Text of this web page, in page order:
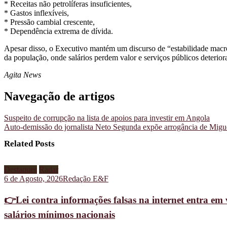
* Receitas não petrolíferas insuficientes,
* Gastos inflexíveis,
* Pressão cambial crescente,
* Dependência extrema de dívida.
Apesar disso, o Executivo mantém um discurso de “estabilidade
da população, onde salários perdem valor e serviços públicos
Agita News
Navegação de artigos
Suspeito de corrupção na lista de apoios para investir em Angola
Auto-demissão do jornalista Neto Segunda expõe arrogância de
Related Posts
Destaques Radar
6 de Agosto, 2026Redação E&F
👉Lei contra informações falsas na internet entra
salários mínimos nacionais